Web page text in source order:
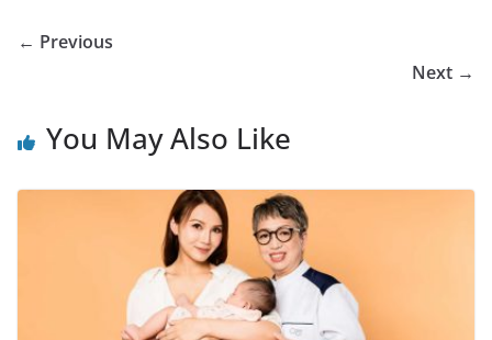
← Previous
Next →
You May Also Like